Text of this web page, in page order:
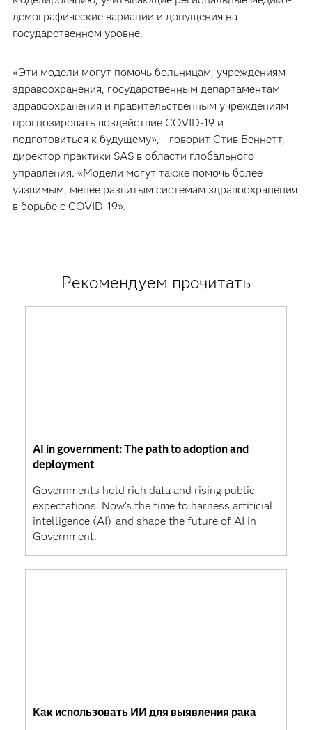
демографические вариации и допущения на
государственном уровне.
«Эти модели могут помочь больницам, учреждениям
здравоохранения, государственным департаментам
здравоохранения и правительственным учреждениям
прогнозировать воздействие COVID-19 и
подготовиться к будущему», - говорит Стив Беннетт,
директор практики SAS в области глобального
управления. «Модели могут также помочь более
уязвимым, менее развитым системам здравоохранения
в борьбе с COVID-19».
Рекомендуем прочитать
AI in government: The path to adoption and
deployment
Governments hold rich data and rising public
expectations. Now’s the time to harness artificial
intelligence (AI) and shape the future of AI in
Government.
Как использовать ИИ для выявления рака